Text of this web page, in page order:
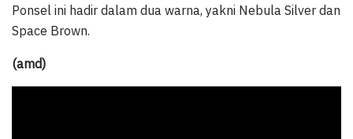
Ponsel ini hadir dalam dua warna, yakni Nebula Silver dan
Space Brown.
(amd)